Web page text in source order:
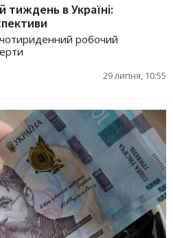
в Україні:
чотириденний робочий
29 липня, 10:55